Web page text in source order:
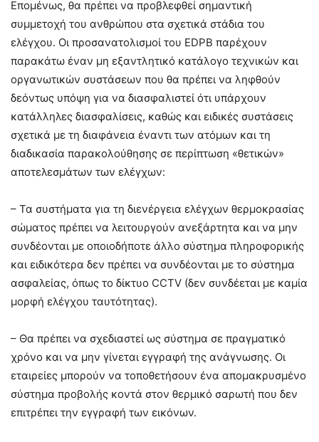
Επομένως, θα πρέπει να προβλεφθεί σημαντική
συμμετοχή του ανθρώπου στα σχετικά στάδια του
ελέγχου. Οι προσανατολισμοί του EDPB παρέχουν
παρακάτω έναν μη εξαντλητικό κατάλογο τεχνικών και
οργανωτικών συστάσεων που θα πρέπει να ληφθούν
δεόντως υπόψη για να διασφαλιστεί ότι υπάρχουν
κατάλληλες διασφαλίσεις, καθώς και ειδικές συστάσεις
σχετικά με τη διαφάνεια έναντι των ατόμων και τη
διαδικασία παρακολούθησης σε περίπτωση «θετικών»
αποτελεσμάτων των ελέγχων:
– Τα συστήματα για τη διενέργεια ελέγχων θερμοκρασίας
σώματος πρέπει να λειτουργούν ανεξάρτητα και να μην
συνδέονται με οποιοδήποτε άλλο σύστημα πληροφορικής
και ειδικότερα δεν πρέπει να συνδέονται με το σύστημα
ασφαλείας, όπως το δίκτυο CCTV (δεν συνδέεται με καμία
μορφή ελέγχου ταυτότητας).
– Θα πρέπει να σχεδιαστεί ως σύστημα σε πραγματικό
χρόνο και να μην γίνεται εγγραφή της ανάγνωσης. Οι
εταιρείες μπορούν να τοποθετήσουν ένα απομακρυσμένο
σύστημα προβολής κοντά στον θερμικό σαρωτή που δεν
επιτρέπει την εγγραφή των εικόνων.